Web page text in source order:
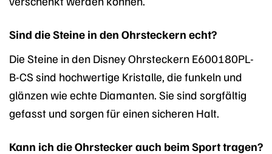
Sind die Steine in den Ohrsteckern echt?
Die Steine in den Disney Ohrsteckern E600180PL-
B-CS sind hochwertige Kristalle, die funkeln und
glänzen wie echte Diamanten. Sie sind sorgfältig
gefasst und sorgen für einen sicheren Halt.
Kann ich die Ohrstecker auch beim Sport tragen?